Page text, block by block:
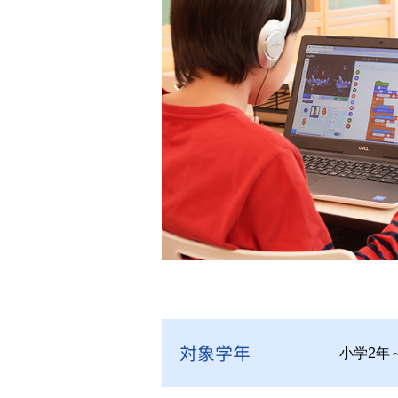
対象学年 小学2年